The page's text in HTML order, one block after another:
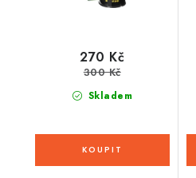
Skladem
270 Kč
300 Kč